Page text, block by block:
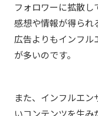
フォロワーに拡散し
感想や情報が得られ
広告よりもインフル
が多いのです。
また、インフルエ